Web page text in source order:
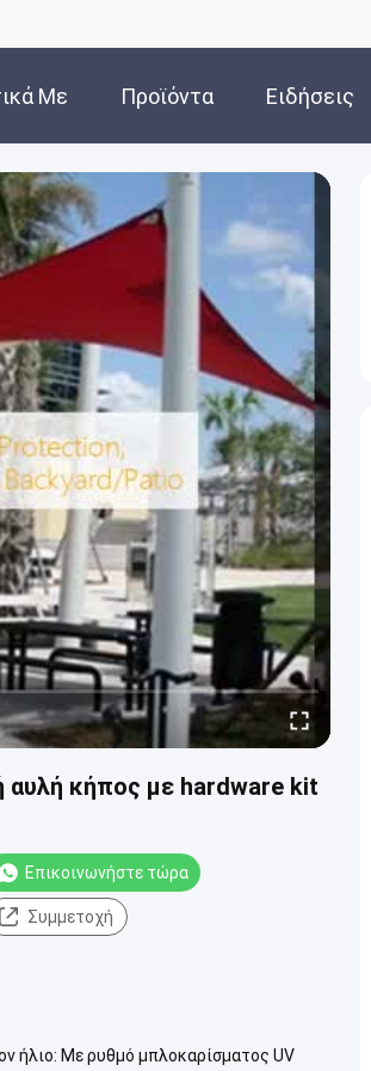
Με
Εμάς
Προϊόντα Ειδήσεις
αυλή κήπος με hardware kit
Επικοινωνήστε τώρα
Συμμετοχή
ήλιο: Με ρυθμό μπλοκαρίσματος UV